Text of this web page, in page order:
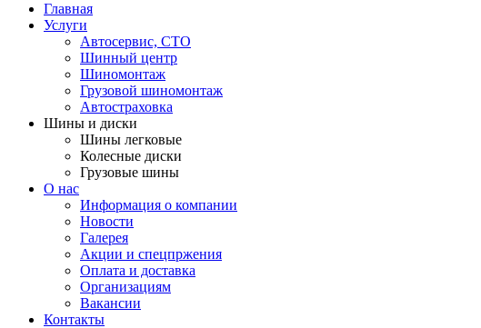
Главная
Услуги
Автосервис, СТО
Шинный центр
Шиномонтаж
Грузовой шиномонтаж
Автостраховка
Шины и диски
Шины легковые
Колесные диски
Грузовые шины
О нас
Информация о компании
Новости
Галерея
Акции и спецпржения
Оплата и доставка
Организациям
Вакансии
Контакты